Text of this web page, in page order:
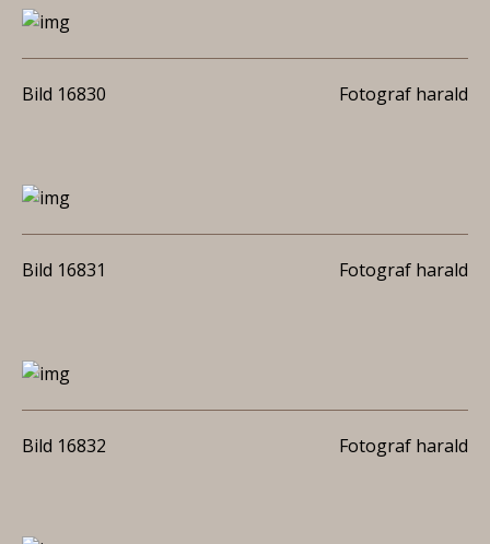
Bild 16830 Fotograf harald
Bild 16831 Fotograf harald
Bild 16832 Fotograf harald